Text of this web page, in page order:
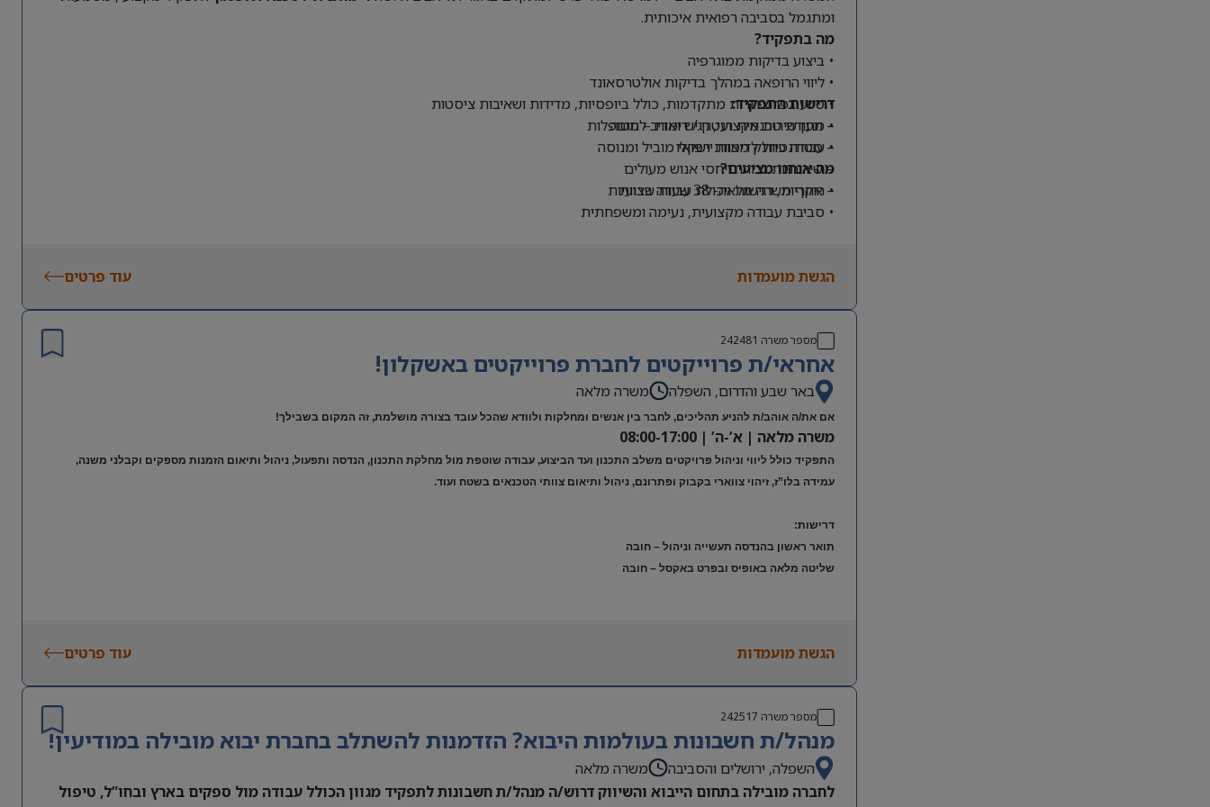
ומתגמל בסביבה רפואית איכותית.
מה בתפקיד?
• ביצוע בדיקות ממוגרפיה
• ליווי הרופאה במהלך בדיקות אולטרסאונד
• סיוע בפרוצדורות מתקדמות, כולל ביופסיות, מדידות ושאיבות ציסטות
• מתן שירות מקצועי, רגיש ואדיב למטופלות
• עבודה כחלק מצוות רפואי מוביל ומנוסה
דרישות התפקיד:
– תעודת טכנאית רנטגן / דימות – חובה
– סטודנטיות לדימות יישקלו
– שירותיות גבוהה ויחסי אנוש מעולים
– אחריות, רגישות ויכולת עבודה בצוות
מה אנחנו מציעים?
• היקף משרה מלאה- 38 שעות שבועיות
• סביבת עבודה מקצועית, נעימה ומשפחתית
• הזדמנות להשתלב במרכז רפואי מוביל עם אופק מקצועי
הגשת מועמדות עוד פרטים
מספר משרה 242481
אחראי/ת פרוייקטים לחברת פרוייקטים באשקלון!
באר שבע והדרום, השפלה משרה מלאה
אם את/ה אוהב/ת להניע תהליכים, לחבר בין אנשים ומחלקות ולוודא שהכל עובד בצורה מושלמת, זה המקום בשבילך!
משרה מלאה | א’-ה’ | 08:00-17:00
התפקיד כולל ליווי וניהול פרויקטים משלב התכנון ועד הביצוע, עבודה שוטפת מול מחלקת התכנון, הנדסה ותפעול, ניהול ותיאום הזמנות מספקים וקבלני משנה,
עמידה בלו”ז, זיהוי צווארי בקבוק ופתרונם, ניהול ותיאום צוותי הטכנאים בשטח ועוד.
דרישות:
תואר ראשון בהנדסה תעשייה וניהול – חובה
שליטה מלאה באופיס ובפרט באקסל – חובה
הגשת מועמדות עוד פרטים
מספר משרה 242517
מנהל/ת חשבונות בעולמות היבוא? הזדמנות להשתלב בחברת יבוא מובילה במודיעין!
השפלה, ירושלים והסביבה
משרה מלאה
לחברה מובילה בתחום הייבוא והשיווק דרוש/ה מנהל/ת חשבונות לתפקיד מגוון הכולל עבודה מול ספקים בארץ ובחו”ל, טיפול